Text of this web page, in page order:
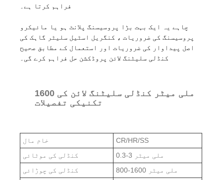
فراہم کرتا ہے۔
چاہے یہ ایک بہت بڑا پروسیسنگ پلانٹ ہو یا مائیکرو
پروسیسنگ کی ضروریات ، کنگریل اسٹیل سلیٹر گاہک کی
اصل پیداوار کی ضروریات اور استعمال کے مطابق صحیح
کنڈلی سلیٹنگ لائن پروڈکشن حل فراہم کرے گی۔
1600 ملی میٹر کنڈلی سلیٹنگ لائن کی
تکنیکی تفصیلات
خام مال
CR/HR/SS
کنڈلی کی موٹائی
0.3-3 ملی میٹر
کنڈلی کی چوڑائی
800-1600 ملی میٹر